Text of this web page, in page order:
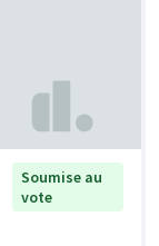
Soumise au
vote